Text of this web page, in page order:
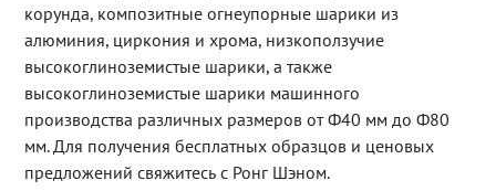
корунда, композитные огнеупорные шарики из
алюминия, циркония и хрома, низкоползучие
высокоглиноземистые шарики, а также
высокоглиноземистые шарики машинного
производства различных размеров от Ф40 мм до Ф80
мм. Для получения бесплатных образцов и ценовых
предложений свяжитесь с Ронг Шэном.